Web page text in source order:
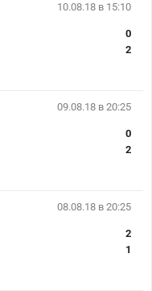
10.08.18 в 15:10
0
2
09.08.18 в 20:25
0
2
08.08.18 в 20:25
2
1